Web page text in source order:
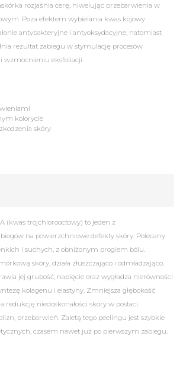
rozjaśnia cerę, niwelując przebarwienia w
Poza efektem wybielania kwas kojowy
antybakteryjne i antyoksydacyjne, natomiast
rezultat zabiegu w stymulację procesów
wzmocnieniu eksfoliacji.
kolorycie
skóry
(kwas trójchlorooctowy) to jeden z
na powierzchniowe defekty skóry. Polecany
i suchych, z obniżonym progiem bólu.
skóry, działa złuszczająco i odmładzająco.
jej grubość, napięcie oraz wygładza nierówności
kolagenu i elastyny. Zmniejsza głębokość
redukcję niedoskonałości skóry w postaci
przebarwień. Zaletą tego peelingu jest szybkie
czasem nawet już po pierwszym zabiegu.